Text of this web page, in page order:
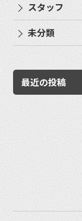
スタッフ
未分類
最近の投稿